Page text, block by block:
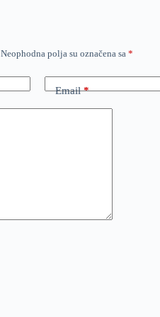
Neophodna polja su označena sa *
Email*